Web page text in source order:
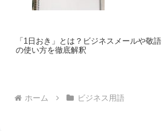
「1日おき」とは？ビジネスメールや敬語
の使い方を徹底解釈
ホーム ビジネス用語